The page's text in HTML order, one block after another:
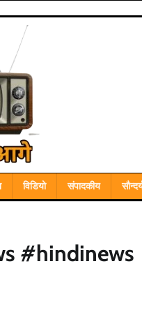
विडियो संपादकीय
#hindinews